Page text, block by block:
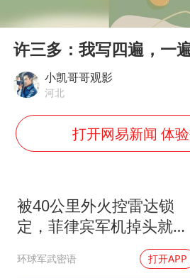
白海豚在海
浙江省发出
辽宁省深化
Play
00:00
许三多：我写四遍，一
小凯哥哥观影
河北
打开网易新闻 体
被40公里外火控雷达锁
定，菲律宾军机掉头就
跑，欧盟1500万也救不
场
环球军武密语 打开APP